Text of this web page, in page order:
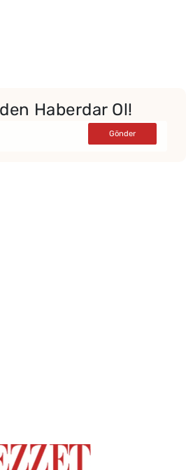
Haberdar Ol!